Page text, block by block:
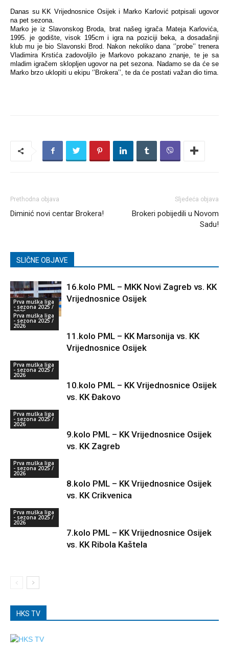
Danas su KK Vrijednosnice Osijek i Marko Karlović potpisali ugovor
na pet sezona.
Marko je iz Slavonskog Broda, brat našeg igrača Mateja Karlovića,
1995. je godište, visok 195cm i igra na poziciji beka, a dosadašnji
klub mu je bio Slavonski Brod. Nakon nekoliko dana ‘’probe’’ trenera
Vladimira Krstića zadovoljilo je Markovo pokazano znanje, te je sa
mladim igračem sklopljen ugovor na pet sezona. Nadamo se da će se
Marko brzo uklopiti u ekipu ‘’Brokera’’, te da će postati važan dio tima.
Prethodna objava
Diminić novi centar Brokera!
Sljedeća objava
Brokeri pobijedili u Novom
Sadu!
SLIČNE OBJAVE
Prva muška liga
- sezona 2025 /
2026
16.kolo PML – MKK Novi Zagreb vs. KK
Vrijednosnice Osijek
Prva muška liga
- sezona 2025 /
2026
11.kolo PML – KK Marsonija vs. KK
Vrijednosnice Osijek
Prva muška liga
- sezona 2025 /
2026
10.kolo PML – KK Vrijednosnice Osijek
vs. KK Đakovo
Prva muška liga
- sezona 2025 /
2026
9.kolo PML – KK Vrijednosnice Osijek
vs. KK Zagreb
Prva muška liga
- sezona 2025 /
2026
8.kolo PML – KK Vrijednosnice Osijek
vs. KK Crikvenica
Prva muška liga
- sezona 2025 /
2026
7.kolo PML – KK Vrijednosnice Osijek
vs. KK Ribola Kaštela
HKS TV